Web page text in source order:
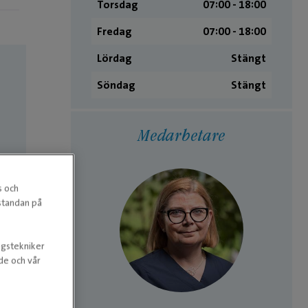
Torsdag
07:00 ­- 18:00
Fredag
07:00 ­- 18:00
Lördag
Stängt
Söndag
Stängt
Medarbetare
och
på
och vår